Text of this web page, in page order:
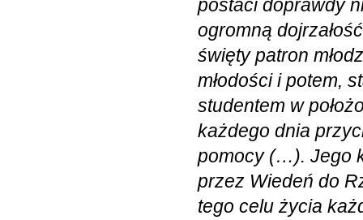
postaci doprawdy
ogromną
święty patron
młodości i potem,
studentem w
każdego dnia
pomocy (…). Jego
przez Wiedeń do
tego celu życia